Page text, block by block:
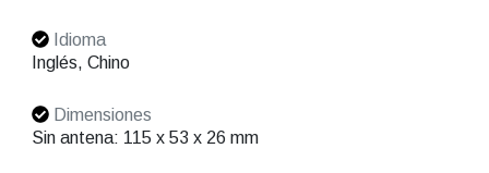
Idioma
Inglés, Chino
Dimensiones
Sin antena: 115 x 53 x 26 mm